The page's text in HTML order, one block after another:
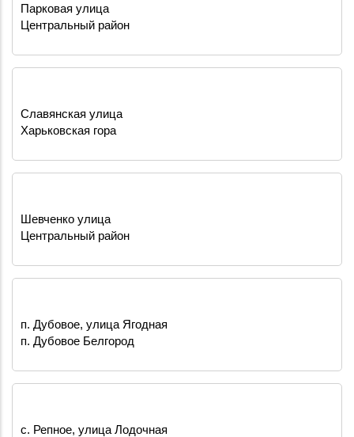
Парковая улица
Центральный район
Славянская улица
Харьковская гора
Шевченко улица
Центральный район
п. Дубовое, улица Ягодная
п. Дубовое Белгород
с. Репное, улица Лодочная